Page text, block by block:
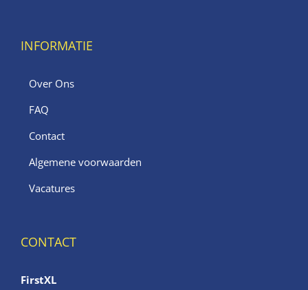
INFORMATIE
Over Ons
FAQ
Contact
Algemene voorwaarden
Vacatures
CONTACT
FirstXL